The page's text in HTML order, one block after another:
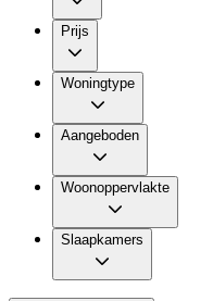
Prijs
Woningtype
Aangeboden
Woonoppervlakte
Slaapkamers